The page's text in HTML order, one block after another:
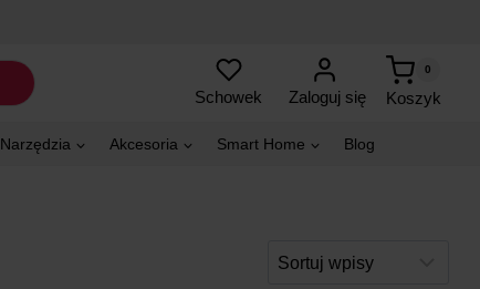
Schowek Zaloguj się Koszyk
0
Narzędzia Akcesoria Smart Home Blog